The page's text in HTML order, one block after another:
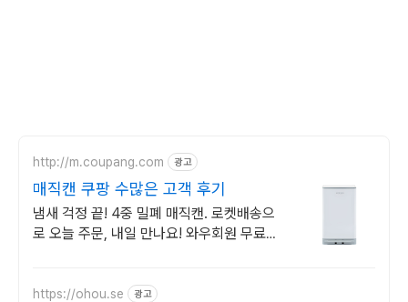
http://m.coupang.com 광고
매직캔 쿠팡 수많은 고객 후기
냄새 걱정 끝! 4중 밀폐 매직캔. 로켓배송으
로 오늘 주문, 내일 만나요! 와우회원 무료배
https://ohou.se 광고